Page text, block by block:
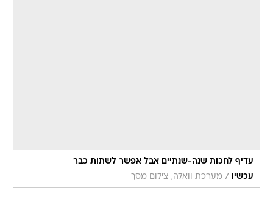
עדיף לחכות שנה-שנתיים אבל אפשר לשתות כבר
עכשיו
/ מערכת וואלה, צילום מסך